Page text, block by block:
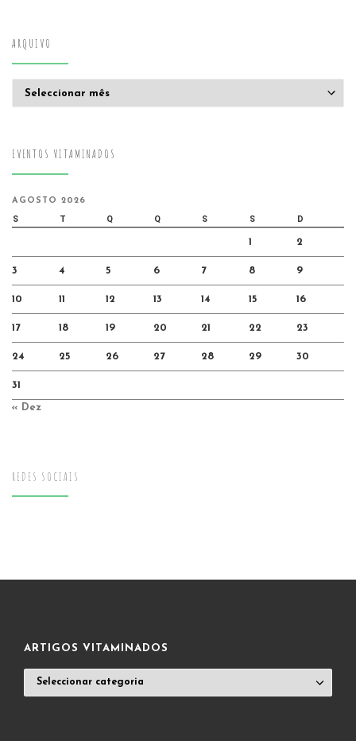
ARQUIVO
EVENTOS VITAMINADOS
AGOSTO 2026
S T Q Q S S D
1 2
3 4 5 6 7 8 9
10 11 12 13 14 15 16
17 18 19 20 21 22 23
24 25 26 27 28 29 30
31
« Dez
REDES SOCIAIS
ARTIGOS VITAMINADOS
VITAMINADOS